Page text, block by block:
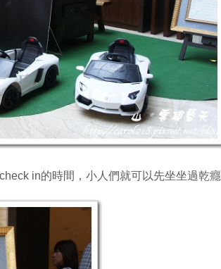
in的時間，小人們就可以先坐坐過乾癮